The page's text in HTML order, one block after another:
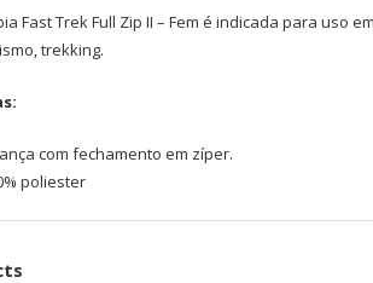
Fast Trek Full Zip II – Fem é indicada para
trekking.
com fechamento em zíper.
poliester